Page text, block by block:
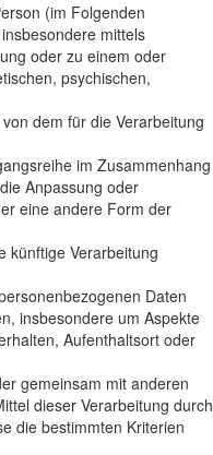
(im Folgenden
mittels
oder zu einem oder
psychischen,
dem für die Verarbeitung
im Zusammenhang
Anpassung oder
eine andere Form der
künftige Verarbeitung
Daten
insbesondere um Aspekte
Aufenthaltsort oder
gemeinsam mit anderen
dieser Verarbeitung durch
die bestimmten Kriterien